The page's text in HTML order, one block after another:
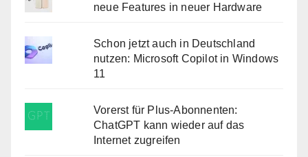
neue Features in neuer Hardware
Schon jetzt auch in Deutschland
nutzen: Microsoft Copilot in Windows
11
Vorerst für Plus-Abonnenten:
ChatGPT kann wieder auf das
Internet zugreifen